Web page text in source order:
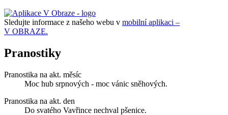
Sledujte informace z našeho webu v mobilní aplikaci –
V OBRAZE.
Pranostiky
Pranostika na akt. měsíc
Moc hub srpnových - moc vánic sněhových.
Pranostika na akt. den
Do svatého Vavřince nechval pšenice.